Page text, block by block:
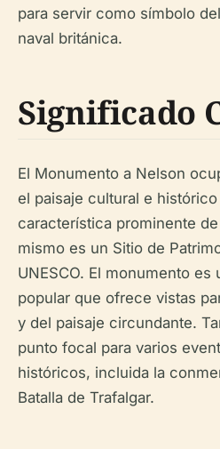
para servir como símbolo
naval británica.
Significado
El Monumento a Nelson
el paisaje cultural e
característica prominente
mismo es un Sitio de
UNESCO. El monumento
popular que ofrece vistas
y del paisaje circundante.
punto focal para varios
históricos, incluida la
Batalla de Trafalgar.